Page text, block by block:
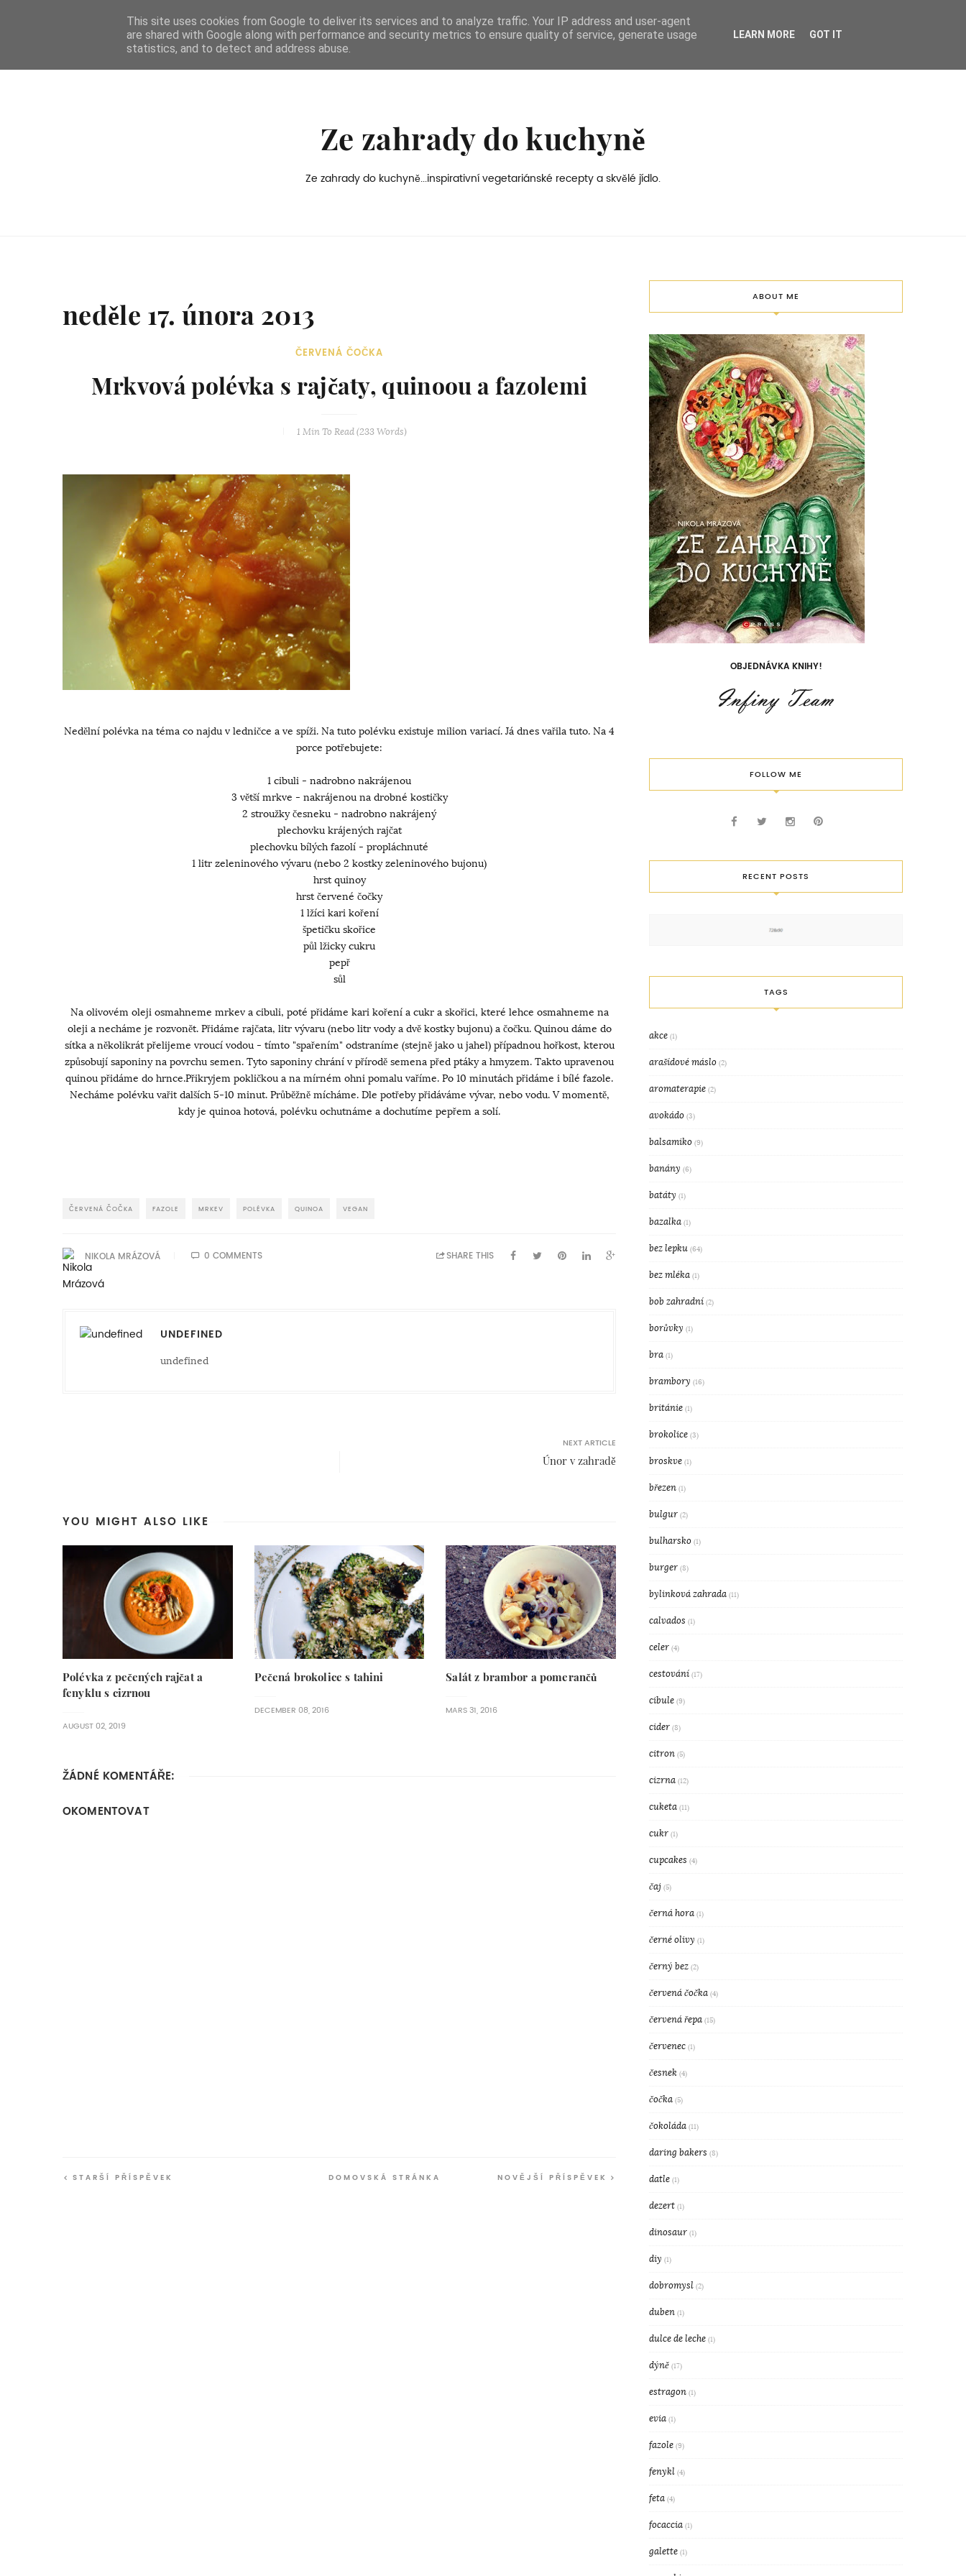
BOXEDVERSION
Ze zahrady do kuchyně
Ze zahrady do kuchyně...inspirativní vegetariánské recepty a skvělé jídlo.
neděle 17. února 2013
ČERVENÁ ČOČKA
Mrkvová polévka s rajčaty, quinoou a fazolemi
1 MinTo Read (233Words)
Nedělní polévka na téma co najdu v ledničce a ve spíži. Na tuto polévku existuje milion variací. Já dnes vařila tuto. Na 4
porce potřebujete:
1 cibuli - nadrobno nakrájenou
3 větší mrkve - nakrájenou na drobné kostičky
2 stroužky česneku - nadrobno nakrájený
plechovku krájených rajčat
plechovku bílých fazolí - propláchnuté
1 litr zeleninového vývaru (nebo 2 kostky zeleninového bujonu)
hrst quinoy
hrst červené čočky
1 lžíci kari koření
špetičku skořice
půl lžicky cukru
pepř
sůl
Na olivovém oleji osmahneme mrkev a cibuli, poté přidáme kari koření a cukr a skořici, které lehce osmahneme na
oleji a necháme je rozvonět. Přidáme rajčata, litr vývaru (nebo litr vody a dvě kostky bujonu) a čočku. Quinou dáme do
sítka a několikrát přelijeme vroucí vodou - tímto "spařením" odstraníme (stejně jako u jahel) případnou hořkost, kterou
způsobují saponiny na povrchu semen. Tyto saponiny chrání v přírodě semena před ptáky a hmyzem. Takto upravenou
quinou přidáme do hrnce.Přikryjem pokličkou a na mírném ohni pomalu vaříme. Po 10 minutách přidáme i bílé fazole.
Necháme polévku vařit dalších 5-10 minut. Průběžně mícháme. Dle potřeby přidáváme vývar, nebo vodu. V momentě,
kdy je quinoa hotová, polévku ochutnáme a dochutíme pepřem a solí.
ČERVENÁ ČOČKA FAZOLE MRKEV POLÉVKA QUINOA VEGAN
NIKOLA MRÁZOVÁ 0 COMMENTS SHARE THIS
UNDEFINED
undefined
NEXT ARTICLE
Únor v zahradě
YOU MIGHT ALSO LIKE
Polévka z pečených rajčat a
fenyklu s cizrnou
AUGUST 02, 2019
Pečená brokolice s tahini
DECEMBER 08, 2016
Salát z brambor a pomerančů
MARS 31, 2016
ŽÁDNÉ KOMENTÁŘE:
OKOMENTOVAT
NOVĚJŠÍ PŘÍSPĚVEK
STARŠÍ PŘÍSPĚVEK DOMOVSKÁ STRÁNKA
ABOUT ME
OBJEDNÁVKA KNIHY!
FOLLOW ME
RECENT POSTS
TAGS
akce (1)
arašídové máslo (2)
aromaterapie (2)
avokádo (3)
balsamiko (9)
banány (6)
batáty (1)
bazalka (1)
bez lepku (64)
bez mléka (1)
bob zahradní (2)
borůvky (1)
bra (1)
brambory (16)
británie (1)
brokolice (3)
broskve (1)
březen (1)
bulgur (2)
bulharsko (1)
burger (8)
bylinková zahrada (11)
calvados (1)
celer (4)
cestování (17)
cibule (9)
cider (8)
citron (5)
cizrna (12)
cuketa (11)
cukr (1)
cupcakes (4)
čaj (5)
černá hora (1)
černé olivy (1)
černý bez (2)
červená čočka (4)
červená řepa (15)
červenec (1)
česnek (4)
čočka (5)
čokoláda (11)
daring bakers (8)
datle (1)
dezert (1)
dinosaur (1)
diy (1)
dobromysl (2)
duben (1)
dulce de leche (1)
dýně (17)
estragon (1)
evia (1)
fazole (9)
fenykl (4)
feta (4)
focaccia (1)
galette (1)
This site uses cookies from Google to deliver its services and to analyze traffic. Your IP address and user-agent
are shared with Google along with performance and security metrics to ensure quality of service, generate usage
statistics, and to detect and address abuse.
LEARN MORE GOT IT